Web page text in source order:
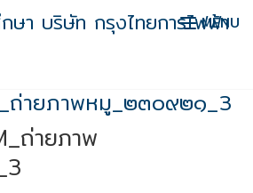
ษา บริษัท กรุงไทยการไฟฟ้า
MENU
ถ่ายภาพหมู_๒๓๐๙๒๑_3
ถ่ายภาพ